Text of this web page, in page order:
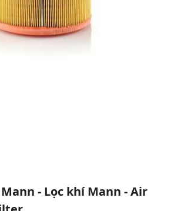
Mann - Lọc khí Mann - Air